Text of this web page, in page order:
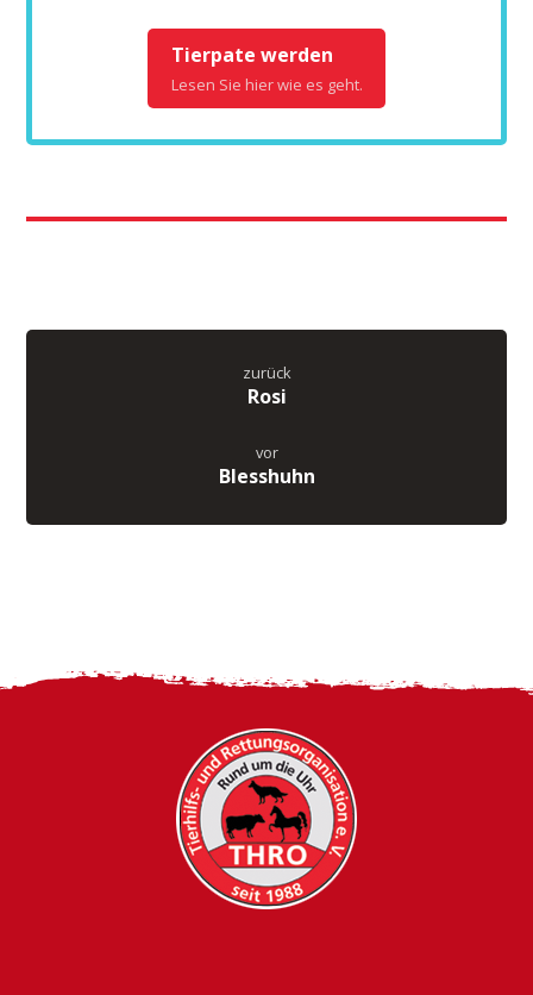
Tierpate werden
Lesen Sie hier wie es geht.
zurück
Rosi
vor
Blesshuhn